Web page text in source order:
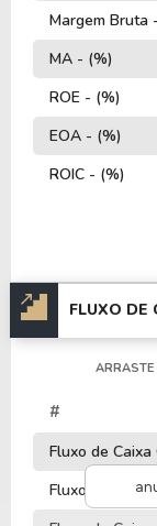
Margem Bruta
MA - (%)
ROE - (%)
EOA - (%)
ROIC - (%)
FLUXO DE
#
Fluxo de
Fluxo de